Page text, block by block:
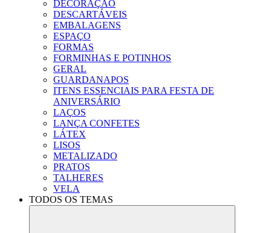
DECORAÇÃO
DESCARTÁVEIS
EMBALAGENS
ESPAÇO
FORMAS
FORMINHAS E POTINHOS
GERAL
GUARDANAPOS
ITENS ESSENCIAIS PARA FESTA DE
ANIVERSÁRIO
LAÇOS
LANÇA CONFETES
LÁTEX
LISOS
METALIZADO
PRATOS
TALHERES
VELA
TODOS OS TEMAS